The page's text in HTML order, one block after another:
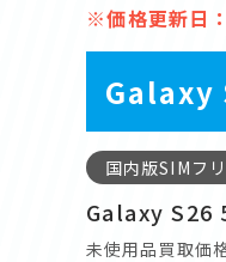
※価格更新日
Galaxy
国内版SIMフ
Galaxy S26
未使用品買取価